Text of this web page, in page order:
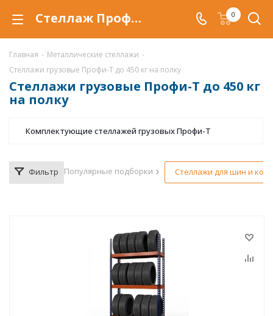
Стеллаж Профи-Т купить по низкой цене в Самаре, продажа грузовых стеллажей Профи-Т со скидкой 0
Главная - Металлические стеллажи -
Стеллажи грузовые Профи-Т до 450 кг на полку
Стеллажи грузовые Профи-Т до 450 кг
на полку
Комплектующие стеллажей грузовых Профи-Т
Фильтр Популярные подборки Стеллажи для шин и